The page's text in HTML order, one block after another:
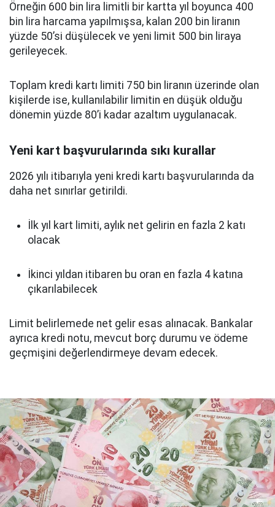
Örneğin 600 bin lira limitli bir kartta yıl boyunca 400
bin lira harcama yapılmışsa, kalan 200 bin liranın
yüzde 50’si düşülecek ve yeni limit 500 bin liraya
gerileyecek.
Toplam kredi kartı limiti 750 bin liranın üzerinde olan
kişilerde ise, kullanılabilir limitin en düşük olduğu
dönemin yüzde 80’i kadar azaltım uygulanacak.
Yeni kart başvurularında sıkı kurallar
2026 yılı itibarıyla yeni kredi kartı başvurularında da
daha net sınırlar getirildi.
İlk yıl kart limiti, aylık net gelirin en fazla 2 katı
olacak
İkinci yıldan itibaren bu oran en fazla 4 katına
çıkarılabilecek
Limit belirlemede net gelir esas alınacak. Bankalar
ayrıca kredi notu, mevcut borç durumu ve ödeme
geçmişini değerlendirmeye devam edecek.